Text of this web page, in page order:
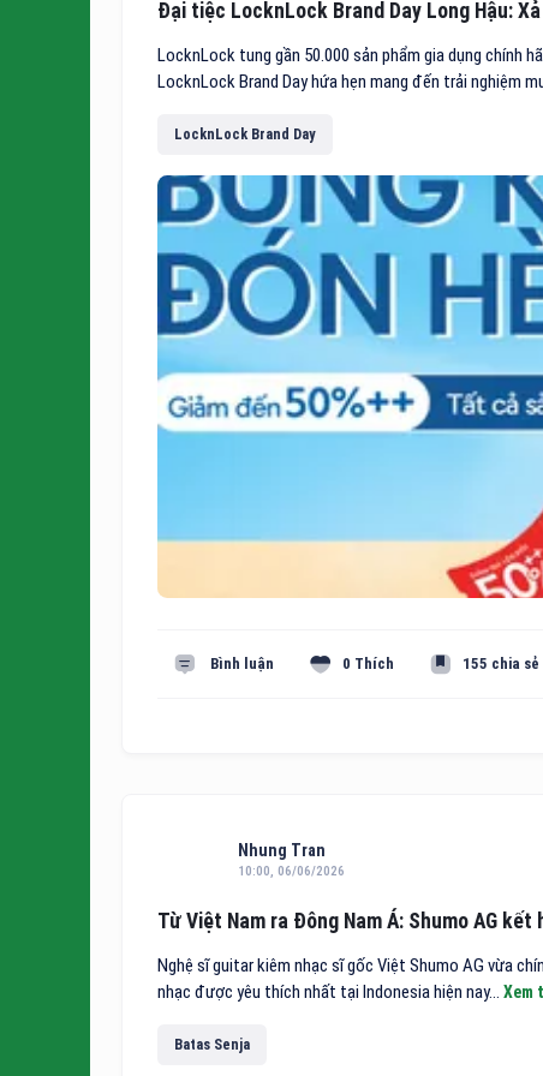
Đại tiệc LocknLock Brand Day Long Hậu:
LocknLock tung gần 50.000 sản phẩm gia dụng chính
LocknLock Brand Day hứa hẹn mang đến trải nghiệm
LocknLock Brand Day
Bình luận 0 Thích 155 chia sẻ
Nhung Tran
10:00, 06/06/2026
Từ Việt Nam ra Đông Nam Á: Shumo AG
Nghệ sĩ guitar kiêm nhạc sĩ gốc Việt Shumo AG vừa
nhạc được yêu thích nhất tại Indonesia hiện nay...Xem
Batas Senja